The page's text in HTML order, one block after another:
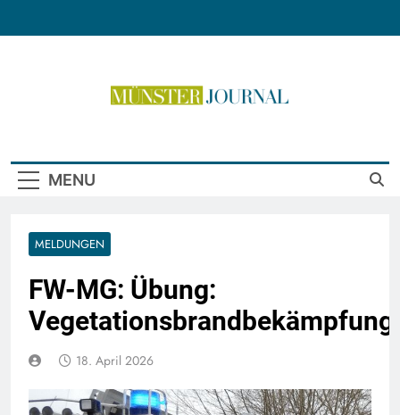
MENU
MELDUNGEN
FW-MG: Übung:
Vegetationsbrandbekämpfung
18. April 2026